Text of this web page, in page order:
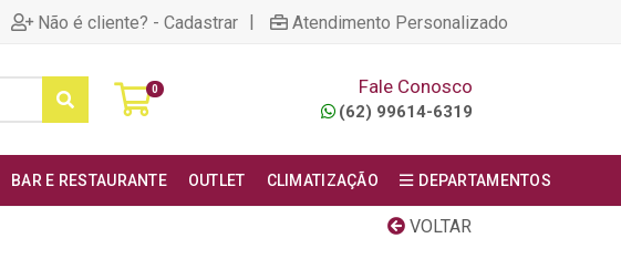
Não é cliente? - Cadastrar | Atendimento Personalizado
0 Fale Conosco
(62) 99614-6319
BAR E RESTAURANTE OUTLET CLIMATIZAÇÃO DEPARTAMENTOS
VOLTAR